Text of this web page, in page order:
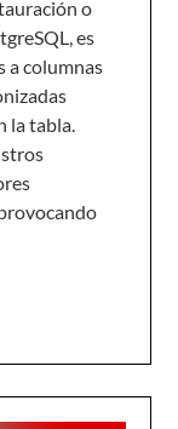
o
es
a columnas
la tabla.